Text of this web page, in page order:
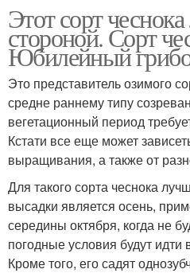
Этот сорт
стороной. Сорт
Юбилейный
Это представитель озимого
средне раннему типу
вегетационный период
Кстати все еще может
выращивания, а также от
Для такого сорта чеснока
высадки является осень,
середины октября, когда не
погодные условия будут идти
Кроме того, его садят